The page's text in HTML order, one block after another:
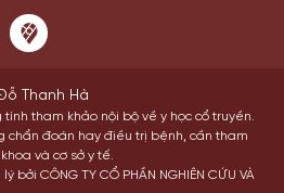
Thanh Hà
tham khảo nội bộ về y học cổ truyền.
chẩn đoán hay điều trị bệnh, cần tham
và cơ sở y tế.
CÔNG TY CỔ PHẦN NGHIÊN CỨU VÀ